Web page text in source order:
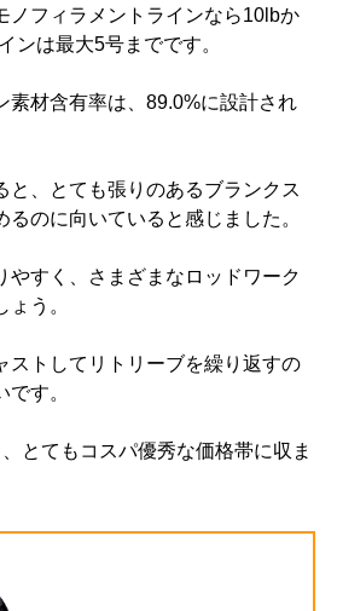
ノフィラメントラインなら10lbか
ンは最大5号までです。
素材含有率は、89.0%に設計され
と、とても張りのあるブランクス
のに向いていると感じました。
やすく、さまざまなロッドワーク
う。
ストしてリトリーブを繰り返すの
す。
とてもコスパ優秀な価格帯に収ま